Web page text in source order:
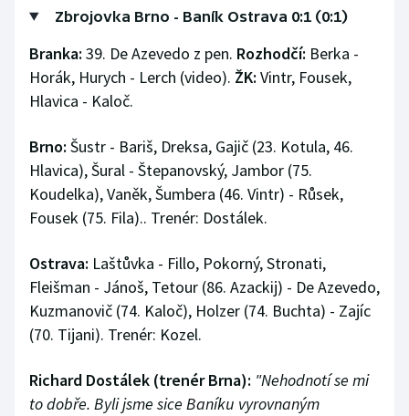
Stolní tenis
Triatlon
Veslování
Vodní slalom
Volejbal
Zbrojovka Brno - Baník Ostrava 0:1 (0:1)
Branka: 39. De Azevedo z pen. Rozhodčí: Berka -
Horák, Hurych - Lerch (video). ŽK: Vintr, Fousek,
Hlavica - Kaloč.
Brno: Šustr - Bariš, Dreksa, Gajič (23. Kotula, 46.
Hlavica), Šural - Štepanovský, Jambor (75.
Koudelka), Vaněk, Šumbera (46. Vintr) - Růsek,
Fousek (75. Fila).. Trenér: Dostálek.
Ostrava: Laštůvka - Fillo, Pokorný, Stronati,
Fleišman - Jánoš, Tetour (86. Azackij) - De Azevedo,
Kuzmanovič (74. Kaloč), Holzer (74. Buchta) - Zajíc
(70. Tijani). Trenér: Kozel.
Richard Dostálek (trenér Brna): "Nehodnotí se mi
to dobře. Byli jsme sice Baníku vyrovnaným